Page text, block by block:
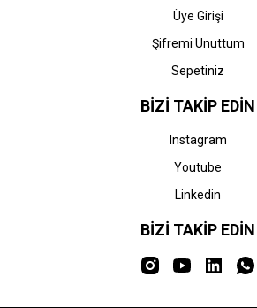
Üye Girişi
Şifremi Unuttum
Sepetiniz
BİZİ TAKİP EDİN
Instagram
Youtube
Linkedin
BİZİ TAKİP EDİN